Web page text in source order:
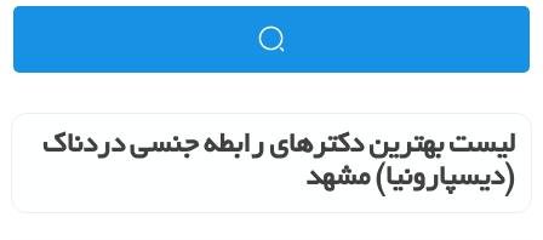
لیست بهترین دکترهای رابطه جنسی دردناک
(دیسپارونیا) مشهد